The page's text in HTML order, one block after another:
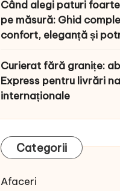
Când alegi paturi
pe măsură: Ghid
confort, eleganță și
Curierat fără granițe:
Express pentru livrări
internaționale
Categorii
Afaceri